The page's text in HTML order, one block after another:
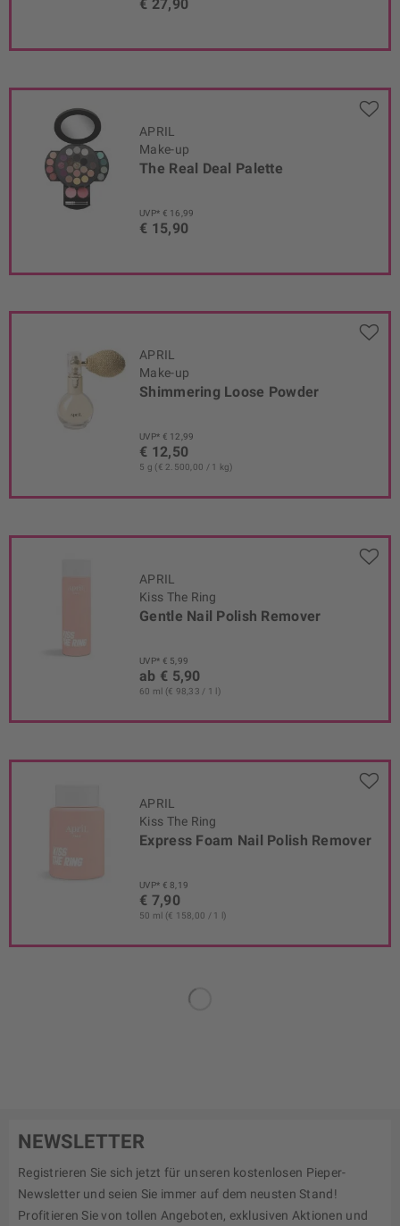
€ 27,90
APRIL
Make-up
The Real Deal Palette
UVP* € 16,99
€ 15,90
APRIL
Make-up
Shimmering Loose Powder
UVP* € 12,99
€ 12,50
5 g (€ 2.500,00 / 1 kg)
APRIL
Kiss The Ring
Gentle Nail Polish Remover
UVP* € 5,99
ab € 5,90
60 ml (€ 98,33 / 1 l)
APRIL
Kiss The Ring
Express Foam Nail Polish Remover
UVP* € 8,19
€ 7,90
50 ml (€ 158,00 / 1 l)
NEWSLETTER
Registrieren Sie sich jetzt für unseren kostenlosen Pieper-
Newsletter und seien Sie immer auf dem neusten Stand!
Profitieren Sie von tollen Angeboten, exklusiven Aktionen und